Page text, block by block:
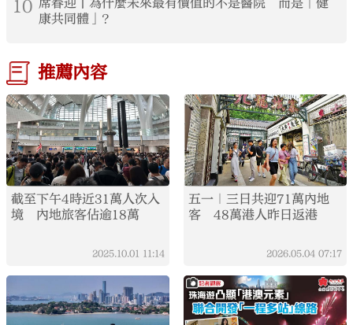
10 席春迎丨為什麼未來最有價值的不是醫院 而是「健
康共同體」？
推薦內容
截至下午4時近31萬人次入
境 內地旅客佔逾18萬
2025.10.01 11:14
五一｜三日共迎71萬內地
客 48萬港人昨日返港
2026.05.04 07:17